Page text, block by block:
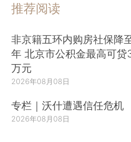
推荐阅读
非京籍五环内购房社保降
年 北京市公积金最高可
万元
2026年08月08日
专栏｜沃什遭遇信任危机
2026年08月08日